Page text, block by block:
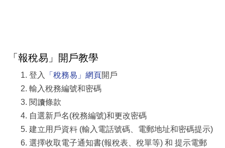
「報稅易」開戶教學
登入 「稅務易」網頁開戶
輸入稅務編號和密碼
閱讀條款
自選新戶名(稅務編號)和更改密碼
建立用戶資料 (輸入電話號碼、電郵地址和密碼提示)
選擇收取電子通知書(報稅表、稅單等) 和 提示電郵